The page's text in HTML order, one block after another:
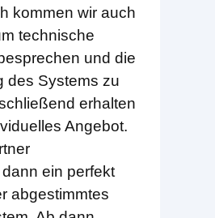
kommen wir auch
technische
und die
des Systems zu
erhalten
Angebot.
ein perfekt
abgestimmtes